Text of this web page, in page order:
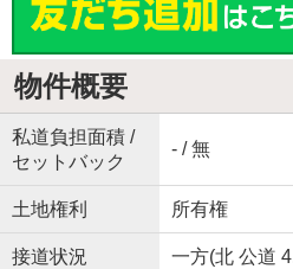
物件概要
私道負担面積 /
セットバック
- / 無
土地権利 所有権
接道状況 一方(北 公道